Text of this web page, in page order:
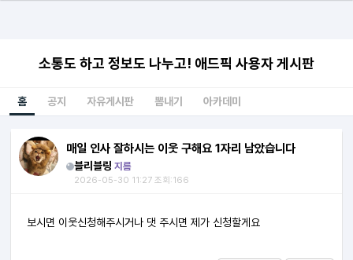
소통도 하고 정보도 나누고! 애드픽 사용자 게시판
홈 공지 자유게시판 뽐내기 아카데미
매일 인사 잘하시는 이웃 구해요 1자리 남았습니다
블리블링 지름
2026-05-30 11:27 조회:166
보시면 이웃신청해주시거나 댓 주시면 제가 신청할게요